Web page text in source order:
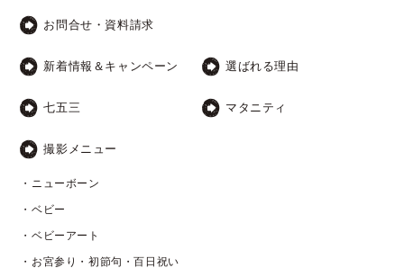
お問合せ・資料請求
新着情報＆キャンペーン 選ばれる理由
七五三 マタニティ
撮影メニュー
・ニューボーン
・ベビー
・ベビーアート
・お宮参り・初節句・百日祝い